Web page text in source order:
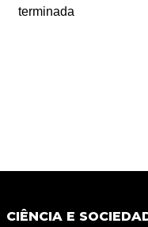
terminada
CIÊNCIA E